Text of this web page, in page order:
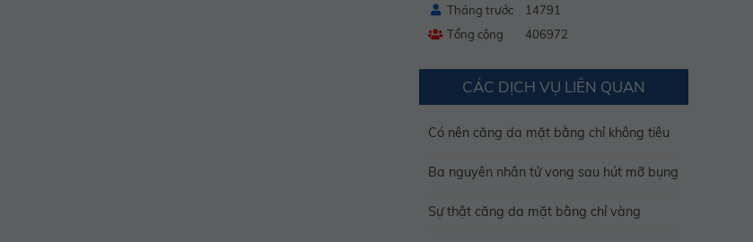
Tháng trước
14791
Tổng cộng
406972
CÁC DỊCH VỤ LIÊN QUAN
Có nên căng da mặt bằng chỉ không tiêu
Ba nguyên nhân tử vong sau hút mỡ bụng
Sự thật căng da mặt bằng chỉ vàng